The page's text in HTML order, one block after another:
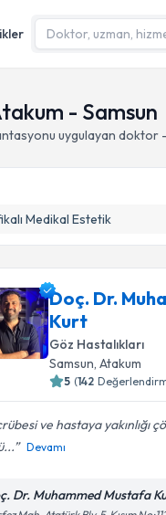
- Samsun
uygulayan doktor
Medikal Estetik
Doç. Dr.
Kurt
Göz Hastalıkları
Samsun, Atakum
5 (142
ve hastaya yakınlığı
Devamı
Dr. Muhammed Mustafa